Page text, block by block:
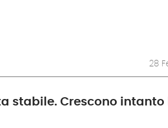
28
stabile. Crescono intanto